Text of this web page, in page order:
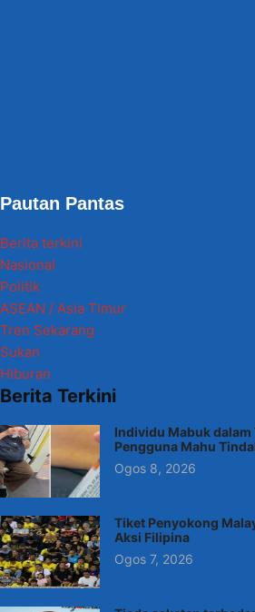
Pautan Pantas
Berita terkini
Nasional
Politik
ASEAN / Asia Timur
Tren Sekarang
Sukan
Hiburan
Berita Terkini
Individu Mabuk dalam
Pengguna Mahu
Ogos 8, 2026
Tiket Penyokong
Aksi Filipina
Ogos 7, 2026